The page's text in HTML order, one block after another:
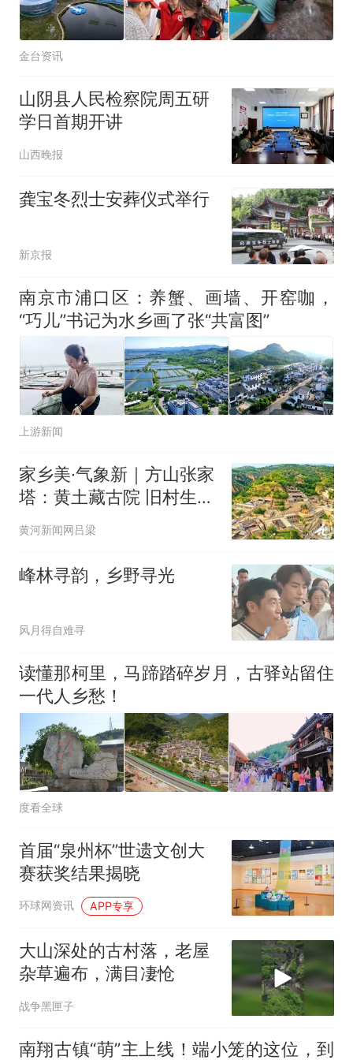
金台资讯
山阴县人民检察院周五研
学日首期开讲
山西晚报
龚宝冬烈士安葬仪式举行
新京报
南京市浦口区：养蟹、画墙、开窑咖，
“巧儿”书记为水乡画了张“共富图”
上游新闻
家乡美·气象新｜方山张家
塔：黄土藏古院 旧村生新
光
黄河新闻网吕梁
峰林寻韵，乡野寻光
风月得自难寻
读懂那柯里，马蹄踏碎岁月，古驿站留住
一代人乡愁！
度看全球
首届“泉州杯”世遗文创大
赛获奖结果揭晓
环球网资讯 APP专享
大山深处的古村落，老屋
杂草遍布，满目凄怆
战争黑匣子
南翔古镇“萌”主上线！端小笼的这位，到